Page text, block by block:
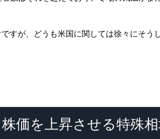
すが、どうも米国に関しては徐々にそう
価を上昇させる特殊